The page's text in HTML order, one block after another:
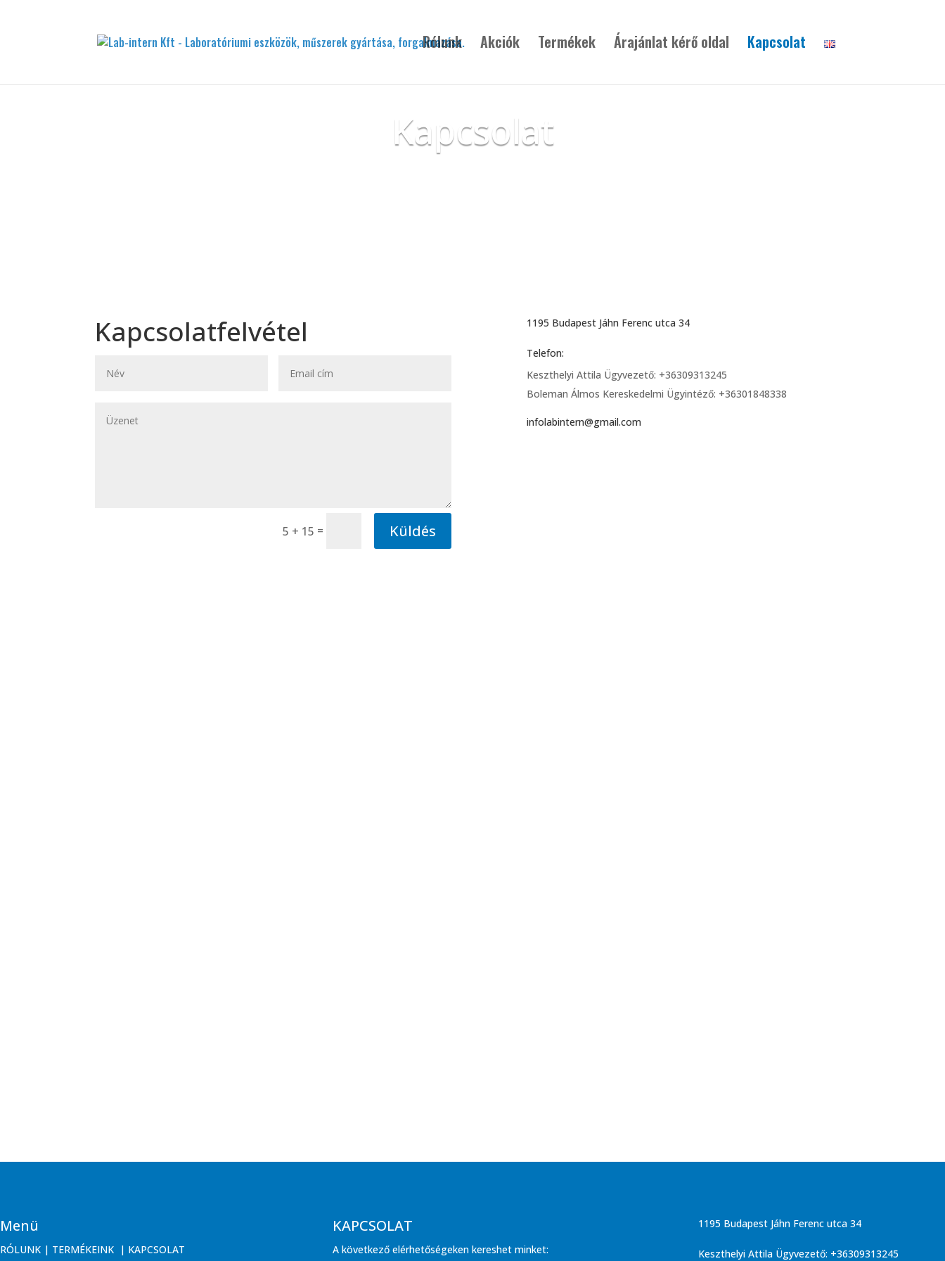
Rólunk Akciók Termékek Árajánlat kérő oldal Kapcsolat
Kapcsolat
Kapcsolatfelvétel
5 + 15 = Küldés
1195 Budapest Jáhn Ferenc utca 34
Telefon:
Keszthelyi Attila Ügyvezető: +36309313245
Boleman Álmos Kereskedelmi Ügyintéző: +36301848338
infolabintern@gmail.com
Menü
RÓLUNK | TERMÉKEINK | KAPCSOLAT
KAPCSOLAT
A következő elérhetőségeken kereshet minket:
1195 Budapest Jáhn Ferenc utca 34
Keszthelyi Attila Ügyvezető: +36309313245